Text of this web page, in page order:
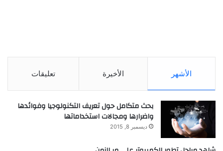
الأشهر الأخيرة تعليقات
بحث متكامل حول تعريف التكنولوجيا وفوائدها
واضرارها ومجالات استخداماتها
ديسمبر 8, 2015